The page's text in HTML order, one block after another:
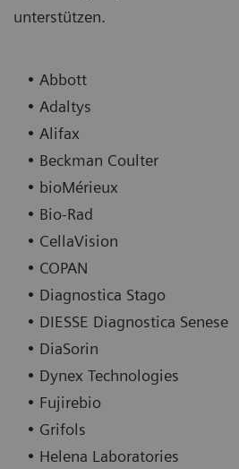
unterstützen.
• Abbott
• Adaltys
• Alifax
• Beckman Coulter
• bioMérieux
• Bio-Rad
• CellaVision
• COPAN
• Diagnostica Stago
• DIESSE Diagnostica Senese
• DiaSorin
• Dynex Technologies
• Fujirebio
• Grifols
• Helena Laboratories